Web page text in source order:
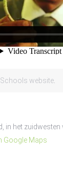
website
in het zuidwesten
Google Maps